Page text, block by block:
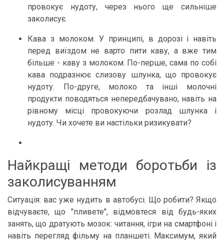
провокує нудоту, через нього ще сильніше
заколисує.
Кава з молоком. У принципі, в дорозі і навіть
перед виїздом не варто пити каву, а вже тим
більше - каву з молоком. По-перше, сама по собі
кава подразнює слизову шлунка, що провокує
нудоту. По-друге, молоко та інші молочні
продукти поводяться непередбачувано, навіть на
рівному місці провокуючи розлад шлунка і
нудоту. Чи хочете ви настільки ризикувати?
Найкращі методи боротьби із
заколисуванням
Ситуація: вас уже нудить в автобусі. Що робити? Якщо
відчуваєте, що "пливете", відмовтеся від будь-яких
занять, що дратують мозок: читання, ігри на смартфоні і
навіть перегляд фільму на планшеті. Максимум, який